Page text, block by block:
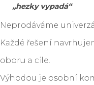
„hezky vypadá“
Neprodáváme
Každé řešení
oboru a cíle.
Výhodou je osobní